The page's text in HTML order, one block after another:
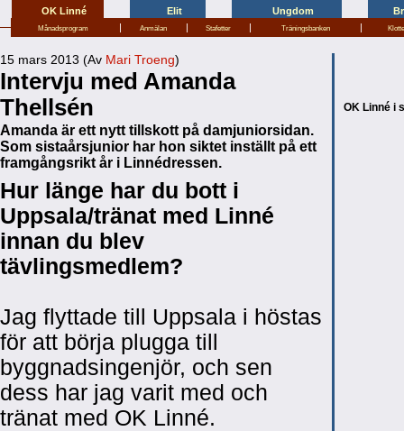
OK Linné Elit Ungdom
Månadsprogram | Anmälan | Stafetter | Träningsbanken |
15 mars 2013 (Av Mari Troeng)
Intervju med Amanda
Thellsén
Amanda är ett nytt tillskott på damjuniorsidan.
Som sistaårsjunior har hon siktet inställt på ett
framgångsrikt år i Linnédressen.
Hur länge har du bott i
Uppsala/tränat med Linné
innan du blev
tävlingsmedlem?
Jag flyttade till Uppsala i höstas
för att börja plugga till
byggnadsingenjör, och sen
dess har jag varit med och
tränat med OK Linné.
OK Linné i